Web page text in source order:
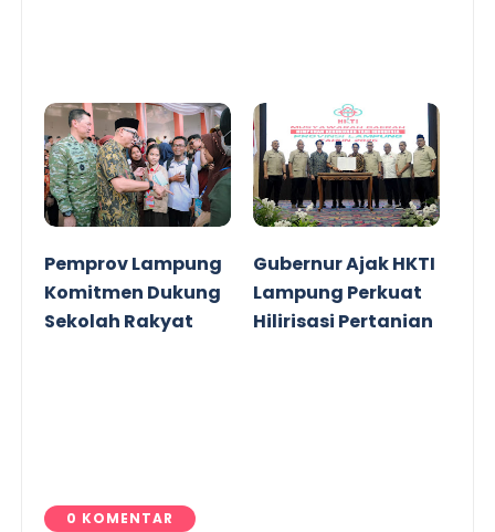
Pemprov Lampung
Komitmen Dukung
Sekolah Rakyat
Gubernur Ajak HKTI
Lampung Perkuat
Hilirisasi Pertanian
0 KOMENTAR